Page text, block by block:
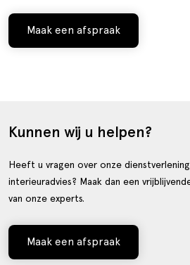
Maak een afspraak
Kunnen wij u helpen?
Heeft u vragen over onze
interieuradvies? Maak dan een
van onze experts.
Maak een afspraak